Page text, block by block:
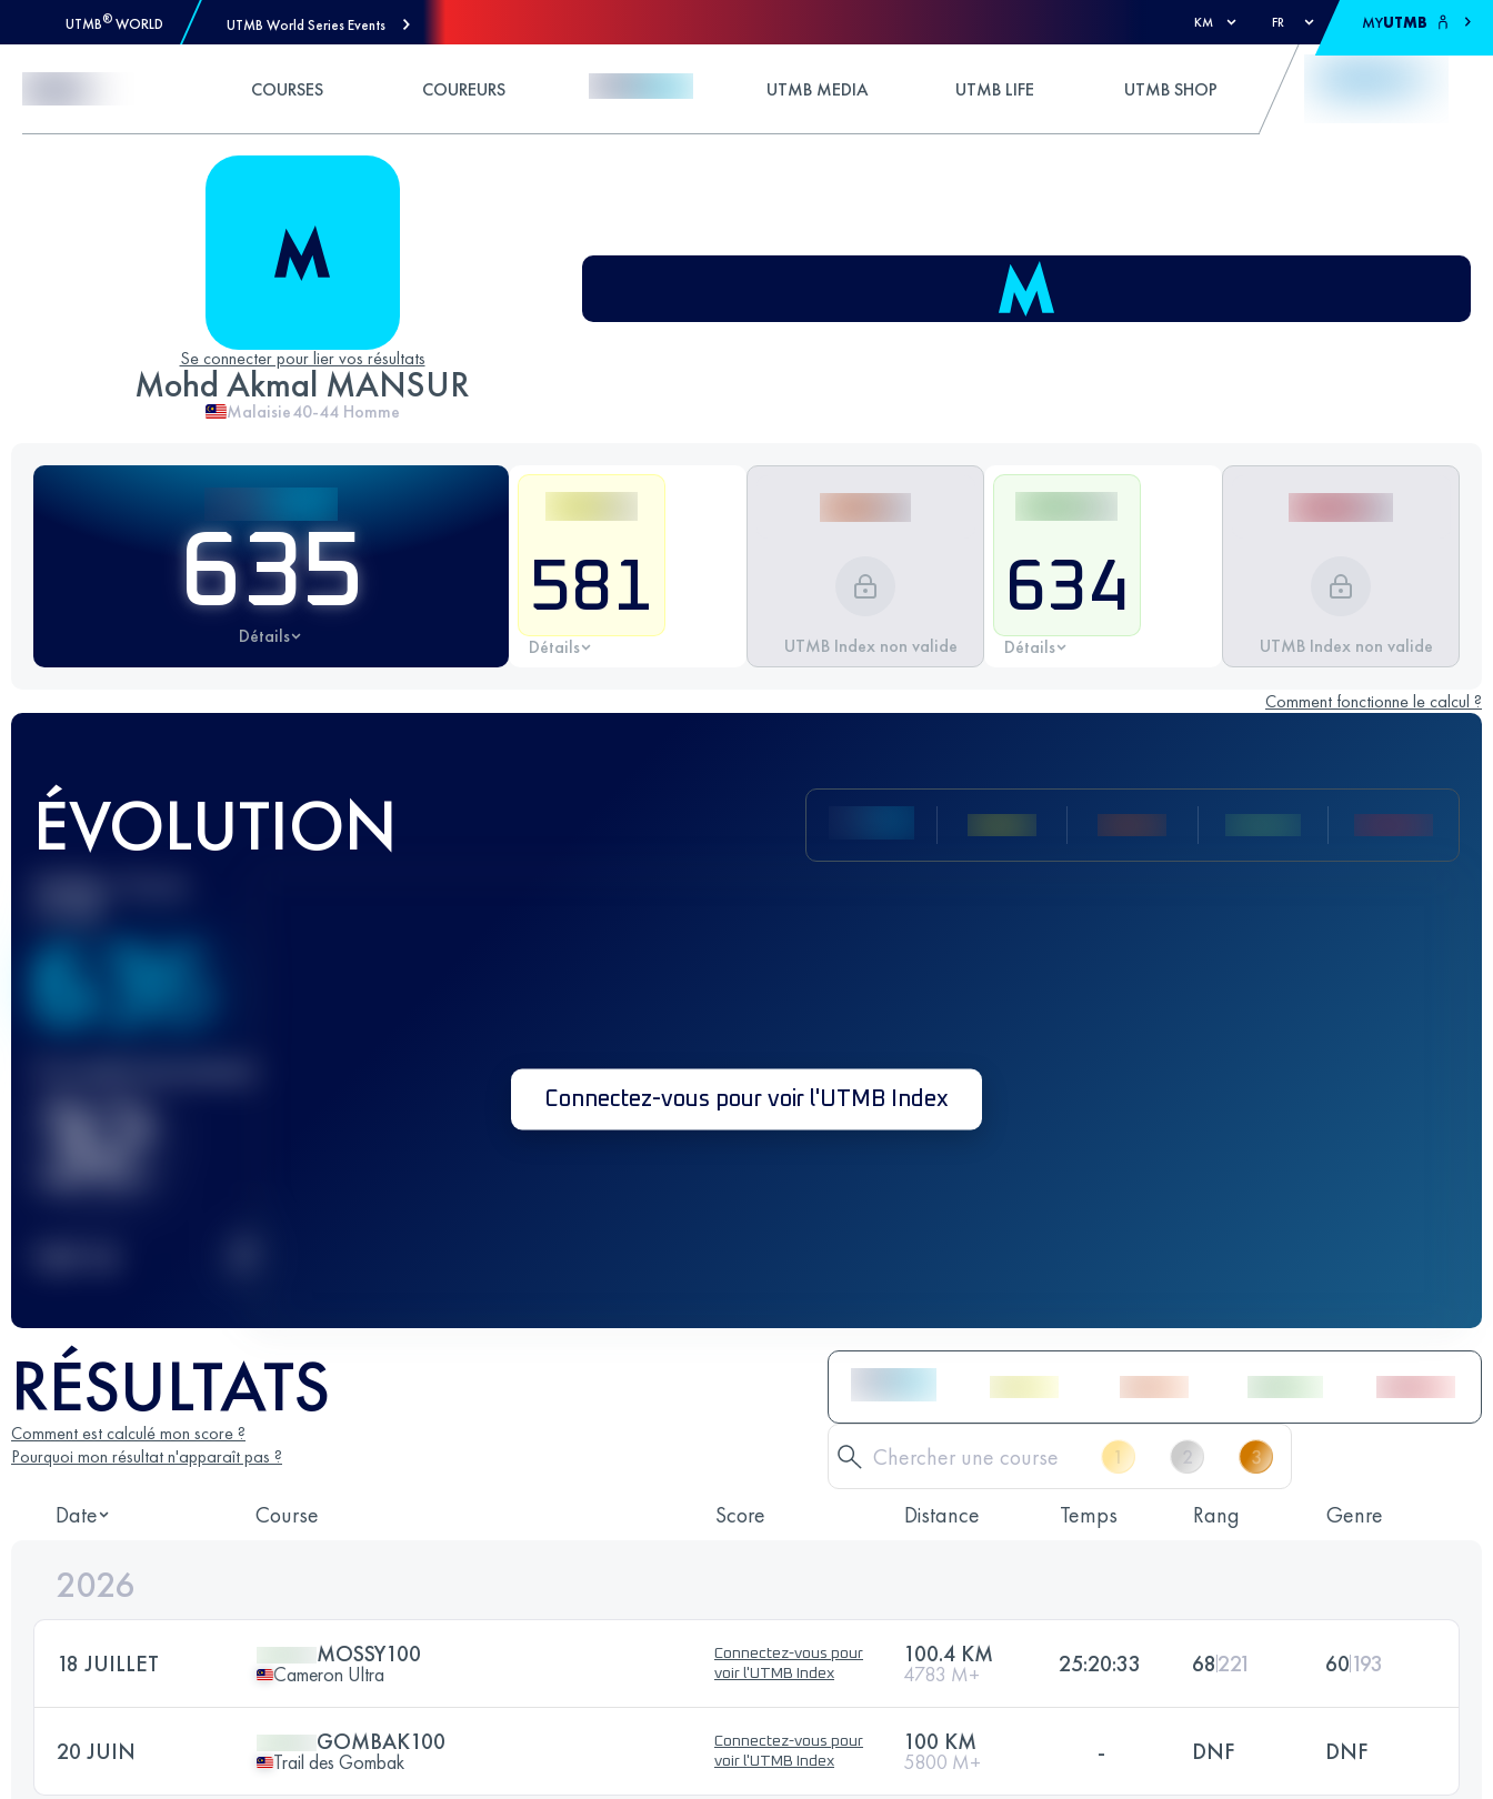
UTMB® WORLD UTMB World Series Events KM FR MYUTMB
COURSES COUREURS UTMB MEDIA UTMB LIFE UTMB SHOP
Se connecter pour lier vos résultats
Mohd Akmal MANSUR
Malaisie40-44 Homme
635
Détails
581
Détails UTMB Index non valide
634
Détails UTMB Index non valide
Comment fonctionne le calcul ?
ÉVOLUTION
Meilleur Score
636
32 Connectez-vous pour voir l'UTMB Index
RÉSULTATS
Comment est calculé mon score ?
Pourquoi mon résultat n'apparaît pas ?
Date Course Score Distance Temps Rang Genre
2026
18 JUILLET MOSSY100
Cameron Ultra
Connectez-vous pour
voir l'UTMB Index
100.4 KM
4783 M+ 25:20:33 68221 60193
20 JUIN GOMBAK100
Trail des Gombak
Connectez-vous pour
voir l'UTMB Index
100 KM
5800 M+ - DNF DNF